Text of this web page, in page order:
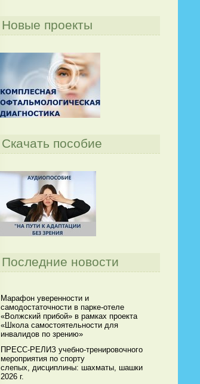
Новые проекты
Скачать пособие
Последние новости
Марафон уверенности и
самодостаточности в парке-отеле
«Волжский прибой» в рамках проекта
«Школа самостоятельности для
инвалидов по зрению»
ПРЕСС-РЕЛИЗ учебно-тренировочного
мероприятия по спорту
слепых, дисциплины: шахматы, шашки
2026 г.